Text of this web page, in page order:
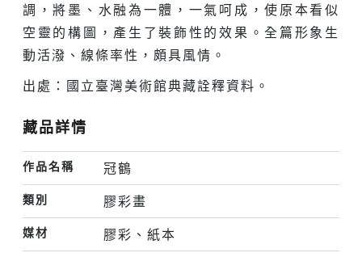
調，將墨、水融為一體，一氣呵成，使原本看似
空靈的構圖，產生了裝飾性的效果。全篇形象生
動活潑、線條率性，頗具風情。
出處：國立臺灣美術館典藏詮釋資料。
藏品詳情
作品名稱 冠鶴
類別 膠彩畫
媒材 膠彩、紙本